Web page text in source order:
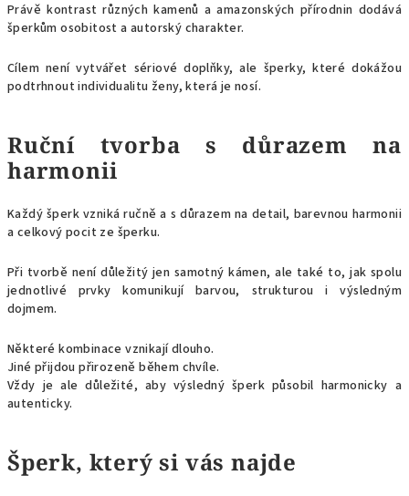
Právě kontrast různých kamenů a amazonských přírodnin dodává
šperkům osobitost a autorský charakter.
Cílem není vytvářet sériové doplňky, ale šperky, které dokážou
podtrhnout individualitu ženy, která je nosí.
Ruční tvorba s důrazem na
harmonii
Každý šperk vzniká ručně a s důrazem na detail, barevnou harmonii
a celkový pocit ze šperku.
Při tvorbě není důležitý jen samotný kámen, ale také to, jak spolu
jednotlivé prvky komunikují barvou, strukturou i výsledným
dojmem.
Některé kombinace vznikají dlouho.
Jiné přijdou přirozeně během chvíle.
Vždy je ale důležité, aby výsledný šperk působil harmonicky a
autenticky.
Šperk, který si vás najde